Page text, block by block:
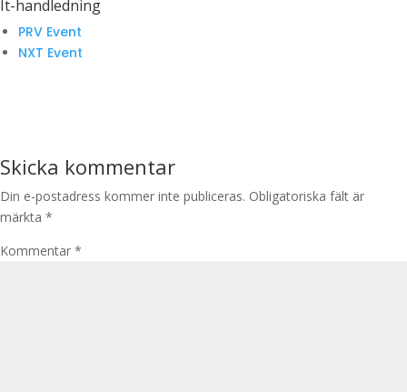
It-handledning
PRV Event
NXT Event
Skicka kommentar
Din e-postadress kommer inte publiceras. Obligatoriska fält är
märkta *
Kommentar *